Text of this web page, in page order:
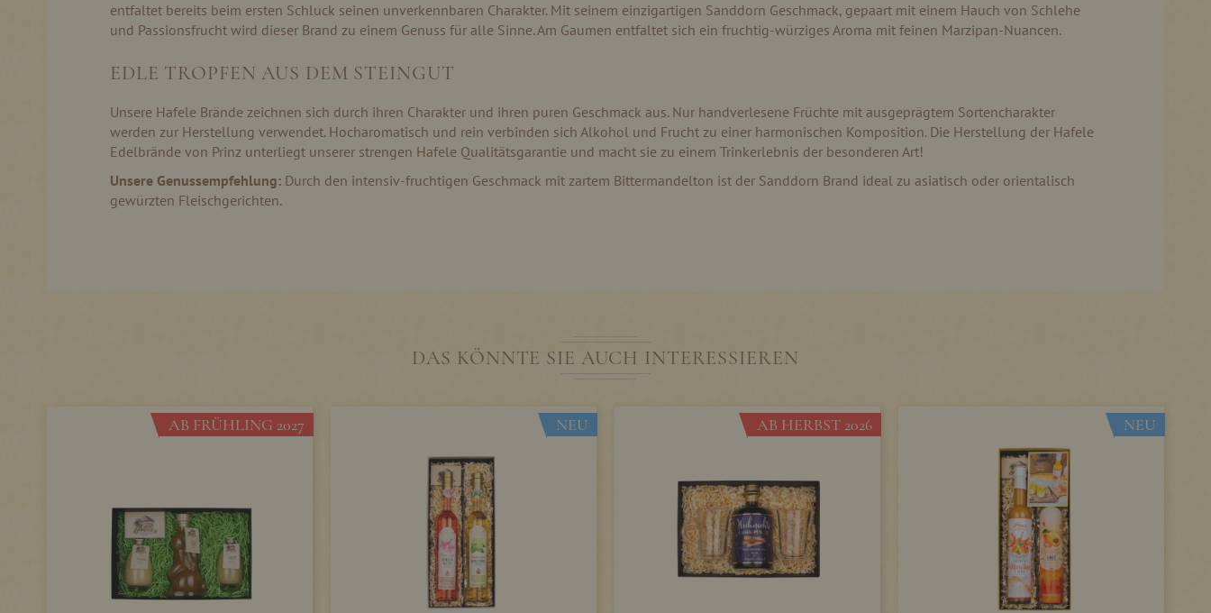
entfaltet bereits beim ersten Schluck seinen unverkennbaren Charakter. Mit seinem einzigartigen Sanddorn Geschmack, gepaart mit einem Hauch von Schlehe
und Passionsfrucht wird dieser Brand zu einem Genuss für alle Sinne. Am Gaumen entfaltet sich ein fruchtig-würziges Aroma mit feinen Marzipan-Nuancen.
EDLE TROPFEN AUS DEM STEINGUT
Unsere Hafele Brände zeichnen sich durch ihren Charakter und ihren puren Geschmack aus. Nur handverlesene Früchte mit ausgeprägtem Sortencharakter
werden zur Herstellung verwendet. Hocharomatisch und rein verbinden sich Alkohol und Frucht zu einer harmonischen Komposition. Die Herstellung der Hafele
Edelbrände von Prinz unterliegt unserer strengen Hafele Qualitätsgarantie und macht sie zu einem Trinkerlebnis der besonderen Art!
Unsere Genussempfehlung: Durch den intensiv-fruchtigen Geschmack mit zartem Bittermandelton ist der Sanddorn Brand ideal zu asiatisch oder orientalisch
gewürzten Fleischgerichten.
DAS KÖNNTE SIE AUCH INTERESSIEREN
AB FRÜHLING 2027 NEU AB HERBST 2026 NEU